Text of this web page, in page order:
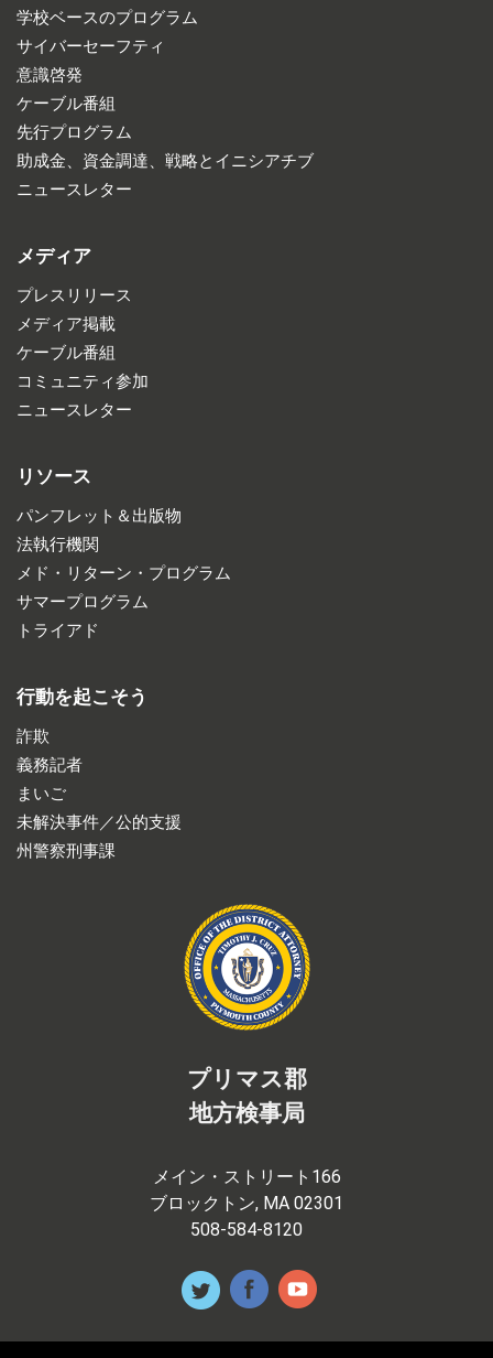
学校ベースのプログラム
サイバーセーフティ
意識啓発
ケーブル番組
先行プログラム
助成金、資金調達、戦略とイニシアチブ
ニュースレター
メディア
プレスリリース
メディア掲載
ケーブル番組
コミュニティ参加
ニュースレター
リソース
パンフレット＆出版物
法執行機関
メド・リターン・プログラム
サマープログラム
トライアド
行動を起こそう
詐欺
義務記者
まいご
未解決事件／公的支援
州警察刑事課
プリマス郡
地方検事局
メイン・ストリート166
ブロックトン, MA 02301
508-584-8120